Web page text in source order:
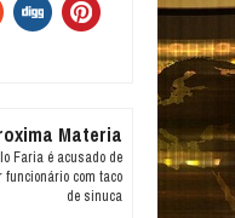
Materia
Faria é acusado de
funcionário com taco
de sinuca